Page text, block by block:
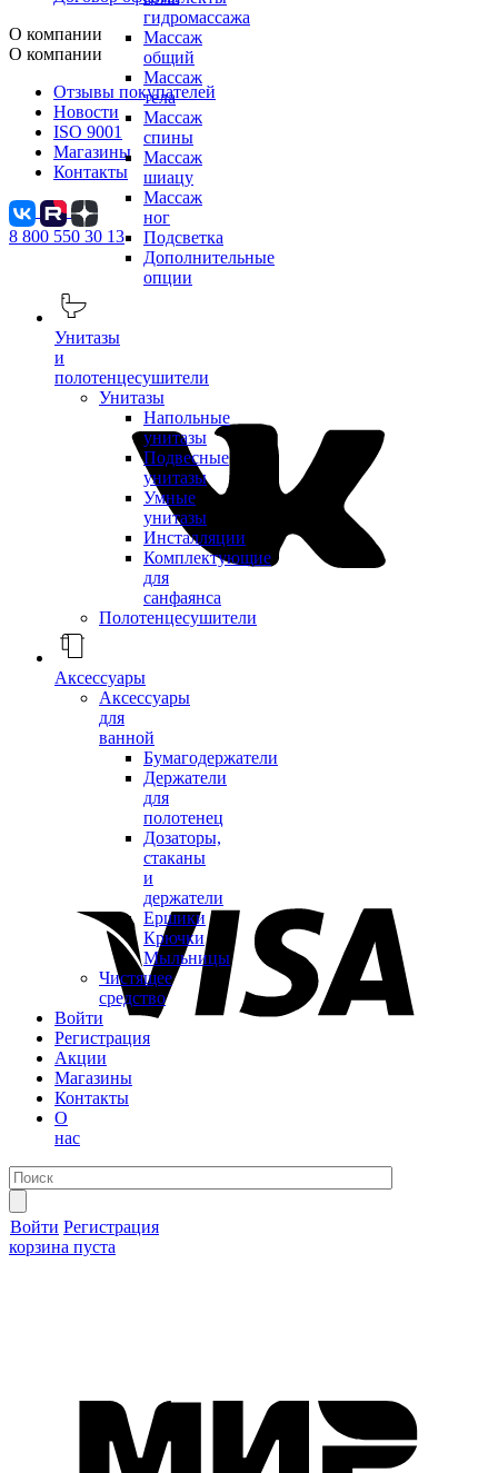
гидромассажа
Массаж
общий
Массаж
тела
Массаж
спины
Массаж
шиацу
Массаж
ног
Подсветка
Дополнительные
опции
Унитазы
и
полотенцесушители
Унитазы
Напольные
унитазы
Подвесные
унитазы
Умные
унитазы
Инсталляции
Комплектующие
для
санфаянса
Полотенцесушители
Аксессуары
Аксессуары
для
ванной
Бумагодержатели
Держатели
для
полотенец
Дозаторы,
стаканы
и
держатели
Ершики
Крючки
Мыльницы
Чистящее
средство
Войти
Регистрация
Акции
Магазины
Контакты
О
нас
Войти Регистрация
корзина пуста
О компании
О компании
Отзывы покупателей
Новости
ISO 9001
Магазины
Контакты
8 800 550 30 13